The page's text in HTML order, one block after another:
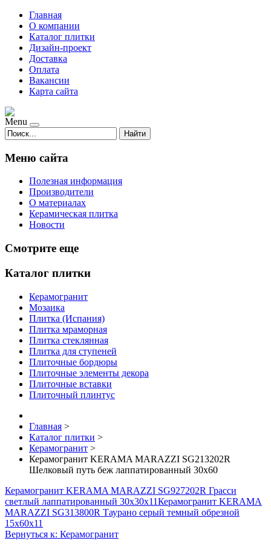
Главная
О компании
Каталог плитки
Дизайн-проект
Доставка
Оплата
Вакансии
Карта сайта
Menu
Найти
Меню сайта
Полезная информация
Производители
О материалах
Керамическая плитка
Новости
Смотрите еще
Каталог плитки
Керамогранит
Мозаика
Плитка (Испания)
Плитка мраморная
Плитка стеклянная
Плитка для ступеней
Плиточные бордюры
Плиточные элементы декора
Плиточные вставки
Плиточный плинтус
Главная >
Каталог плитки >
Керамогранит >
Керамогранит KERAMA MARAZZI SG213202R
Шелковый путь беж лаппатированный 30х60
Керамогранит KERAMA MARAZZI SG927202R Грасси
светлый лаппатированный 30х30х11Керамогранит KERAMA
MARAZZI SG313800R Таурано серый темный обрезной
15х60х11
Вернуться к: Керамогранит